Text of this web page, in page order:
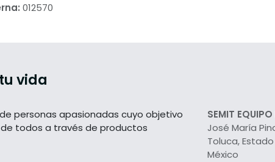
012570
vida
personas apasionadas cuyo objetivo
todos a través de productos
SEMIT
José María
Toluca,
México